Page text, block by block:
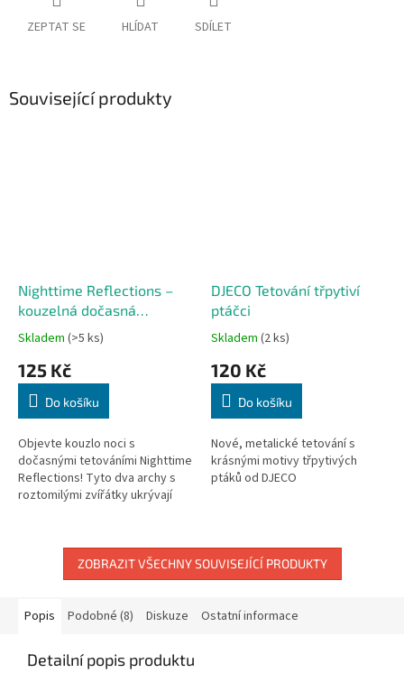
ZEPTAT SE HLÍDAT SDÍLET
Související produkty
Nighttime Reflections –
kouzelná dočasná
tetování
Skladem (>5 ks)
125 Kč
Do košíku
Objevte kouzlo noci s
dočasnými tetováními Nighttime
Reflections! Tyto dva archy s
roztomilými zvířátky ukrývají
DJECO Tetování třpytiví
ptáčci
Skladem (2 ks)
120 Kč
Do košíku
Nové, metalické tetování s
krásnými motivy třpytivých
ptáků od DJECO
ZOBRAZIT VŠECHNY SOUVISEJÍCÍ PRODUKTY
Popis Podobné (8) Diskuze Ostatní informace
Detailní popis produktu